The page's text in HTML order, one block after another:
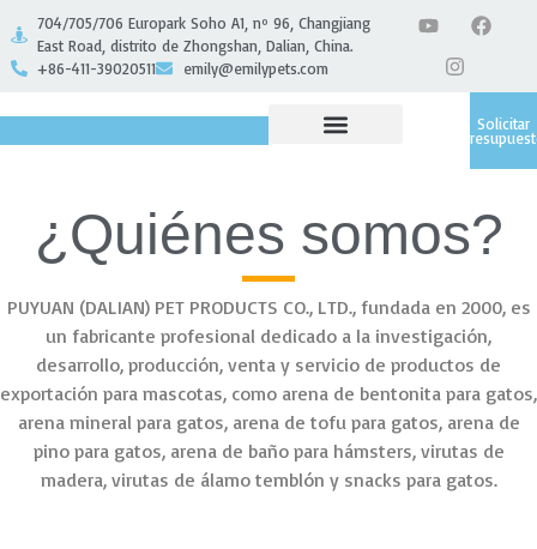
704/705/706 Europark Soho A1, nº 96, Changjiang
East Road, distrito de Zhongshan, Dalian, China.
+86-411-39020511
emily@emilypets.com
Solicitar
¿Quiénes somos?
PUYUAN (DALIAN) PET PRODUCTS CO., LTD., fundada en 2000, es
un fabricante profesional dedicado a la investigación,
desarrollo, producción, venta y servicio de productos de
exportación para mascotas, como arena de bentonita para gatos,
arena mineral para gatos, arena de tofu para gatos, arena de
pino para gatos, arena de baño para hámsters, virutas de
madera, virutas de álamo temblón y snacks para gatos.